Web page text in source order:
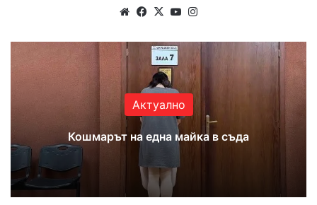
We
te
Fa
bo
ok
X
Yo
ub
e
ra
Актуално
Кошмарът на една майка в съда